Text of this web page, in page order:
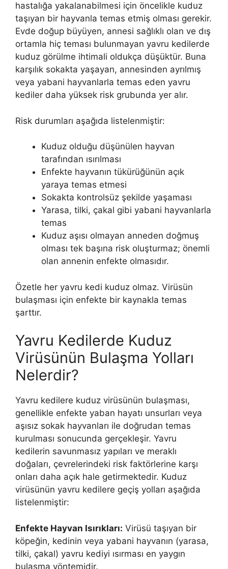
hastalığa yakalanabilmesi için öncelikle kuduz
taşıyan bir hayvanla temas etmiş olması gerekir.
Evde doğup büyüyen, annesi sağlıklı olan ve dış
ortamla hiç teması bulunmayan yavru kedilerde
kuduz görülme ihtimali oldukça düşüktür. Buna
karşılık sokakta yaşayan, annesinden ayrılmış
veya yabani hayvanlarla temas eden yavru
kediler daha yüksek risk grubunda yer alır.
Risk durumları aşağıda listelenmiştir:
Kuduz olduğu düşünülen hayvan
tarafından ısırılması
Enfekte hayvanın tükürüğünün açık
yaraya temas etmesi
Sokakta kontrolsüz şekilde yaşaması
Yarasa, tilki, çakal gibi yabani hayvanlarla
temas
Kuduz aşısı olmayan anneden doğmuş
olması tek başına risk oluşturmaz; önemli
olan annenin enfekte olmasıdır.
Özetle her yavru kedi kuduz olmaz. Virüsün
bulaşması için enfekte bir kaynakla temas
şarttır.
Yavru Kedilerde Kuduz
Virüsünün Bulaşma Yolları
Nelerdir?
Yavru kedilere kuduz virüsünün bulaşması,
genellikle enfekte yaban hayatı unsurları veya
aşısız sokak hayvanları ile doğrudan temas
kurulması sonucunda gerçekleşir. Yavru
kedilerin savunmasız yapıları ve meraklı
doğaları, çevrelerindeki risk faktörlerine karşı
onları daha açık hale getirmektedir. Kuduz
virüsünün yavru kedilere geçiş yolları aşağıda
listelenmiştir:
Enfekte Hayvan Isırıkları: Virüsü taşıyan bir
köpeğin, kedinin veya yabani hayvanın (yarasa,
tilki, çakal) yavru kediyi ısırması en yaygın
bulaşma yöntemidir.